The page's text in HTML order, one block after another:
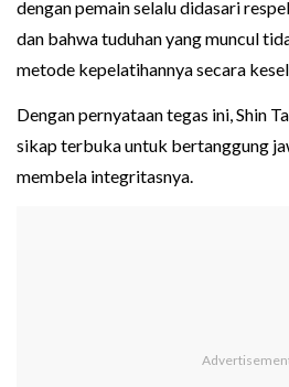
dengan pemain selalu didasari
dan bahwa tuduhan yang muncul
metode kepelatihannya secara
Dengan pernyataan tegas ini, Shin
sikap terbuka untuk bertanggung
membela integritasnya.